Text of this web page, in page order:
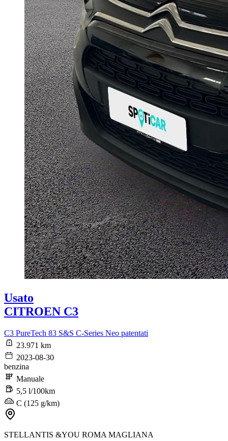
Usato
CITROEN C3
C3 PureTech 83 S&S C-Series Neo patentati
23.971 km
2023-08-30
benzina
Manuale
5,5 l/100km
C (125 g/km)
STELLANTIS &YOU ROMA MAGLIANA